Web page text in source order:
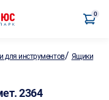
0
для инструментов/ Ящики
2364